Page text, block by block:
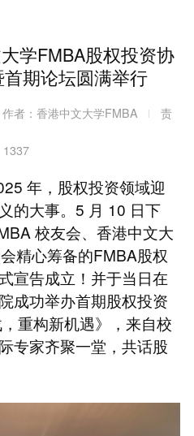
学FMBA股权投资协
期论坛圆满举行
作者：香港中文大学FMBA
责
1337
年，股权投资领域迎
的大事。5 月 10 日下
校友会、香港中文大
精心筹备的FMBA股权
宣告成立！并于当日在
成功举办首期股权投资
重构新机遇》，来自校
专家齐聚一堂，共话股